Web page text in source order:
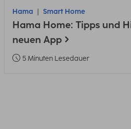
Hama Smart Home
Hama Home: Tipps und
neuen App
5 Minuten Lesedauer